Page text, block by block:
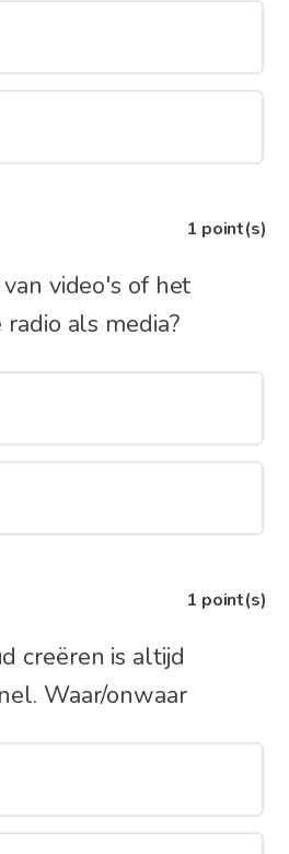
1 point(s)
video's of het
als media?
1 point(s)
creëren is altijd
Waar/onwaar